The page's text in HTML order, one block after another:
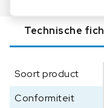
l
H
P
9
0
0
Technische
Soort product
Conformiteit